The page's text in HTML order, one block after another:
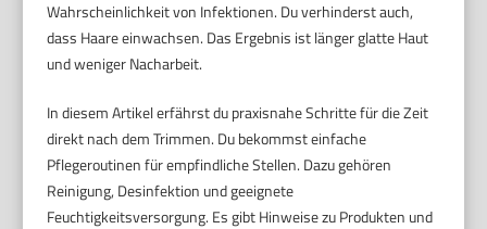
Wahrscheinlichkeit von Infektionen. Du verhinderst auch,
dass Haare einwachsen. Das Ergebnis ist länger glatte Haut
und weniger Nacharbeit.
In diesem Artikel erfährst du praxisnahe Schritte für die Zeit
direkt nach dem Trimmen. Du bekommst einfache
Pflegeroutinen für empfindliche Stellen. Dazu gehören
Reinigung, Desinfektion und geeignete
Feuchtigkeitsversorgung. Es gibt Hinweise zu Produkten und